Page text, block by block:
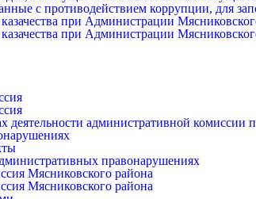
с противодействием коррупции, для
при Администрации
при Администрации
деятельности административной
правонарушениях
Мясниковского района
Мясниковского района